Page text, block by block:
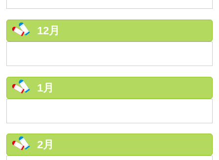
12月
1月
2月